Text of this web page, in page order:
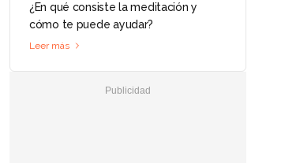
¿En qué consiste la meditación y
cómo te puede ayudar?
Leer más